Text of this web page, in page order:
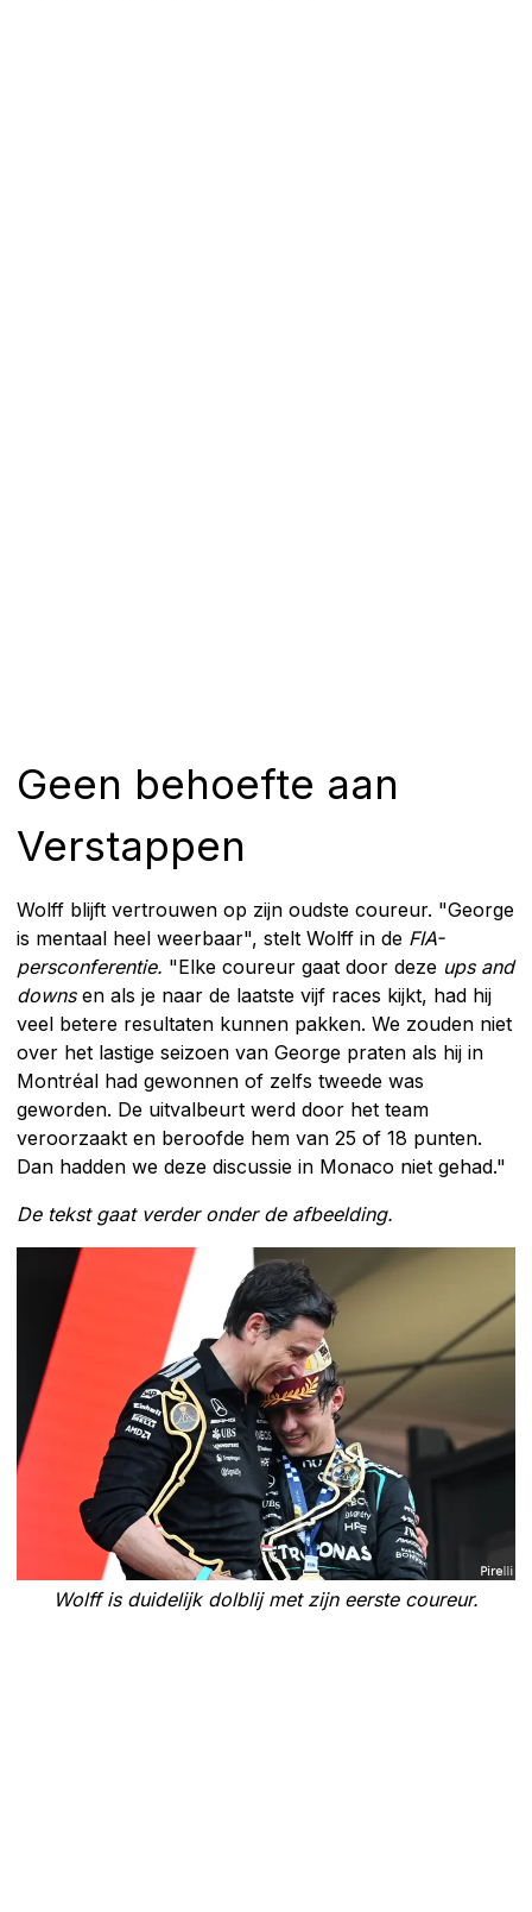
Geen behoefte aan
Verstappen
Wolff blijft vertrouwen op zijn oudste coureur. "George
is mentaal heel weerbaar", stelt Wolff in de FIA-
persconferentie. "Elke coureur gaat door deze ups and
downsen als je naar de laatste vijf races kijkt, had hij
veel betere resultaten kunnen pakken. We zouden niet
over het lastige seizoen van George praten als hij in
Montréal had gewonnen of zelfs tweede was
geworden. De uitvalbeurt werd door het team
veroorzaakt en beroofde hem van 25 of 18 punten.
Dan hadden we deze discussie in Monaco niet gehad."
De tekst gaat verder onder de afbeelding.
Wolff is duidelijk dolblij met zijn eerste coureur.